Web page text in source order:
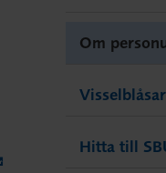
Om
Hitta till